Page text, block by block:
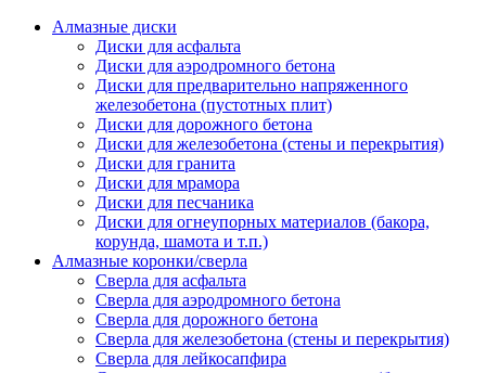
Алмазные диски
Диски для асфальта
Диски для аэродромного бетона
Диски для предварительно напряженного
железобетона (пустотных плит)
Диски для дорожного бетона
Диски для железобетона (стены и перекрытия)
Диски для гранита
Диски для мрамора
Диски для песчаника
Диски для огнеупорных материалов (бакора,
корунда, шамота и т.п.)
Алмазные коронки/сверла
Сверла для асфальта
Сверла для аэродромного бетона
Сверла для дорожного бетона
Сверла для железобетона (стены и перекрытия)
Сверла для лейкосапфира